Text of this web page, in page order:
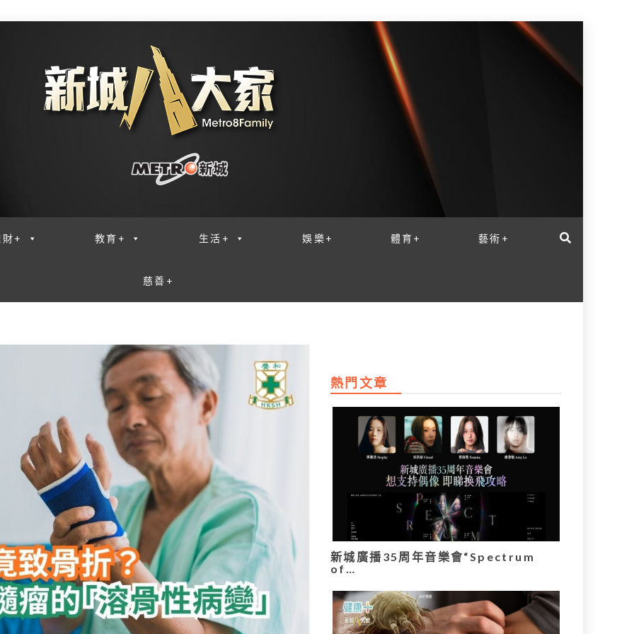
財+ 教育+ 生活+ 娛樂+ 體育+ 藝術+
慈善+
熱門文章
新城廣播35周年音樂會“Spectrum
of…